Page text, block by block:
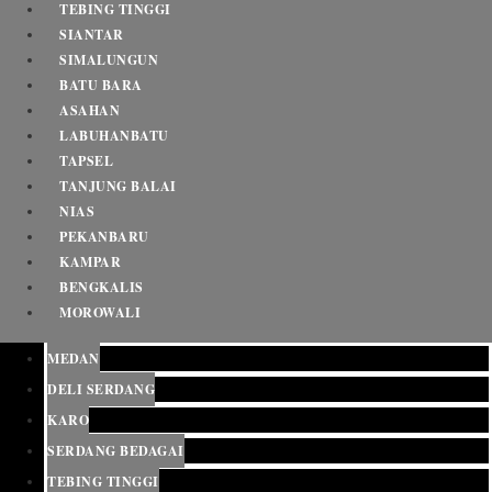
TEBING TINGGI
SIANTAR
SIMALUNGUN
BATU BARA
ASAHAN
LABUHANBATU
TAPSEL
TANJUNG BALAI
NIAS
PEKANBARU
KAMPAR
BENGKALIS
MOROWALI
MEDAN
DELI SERDANG
KARO
SERDANG BEDAGAI
TEBING TINGGI